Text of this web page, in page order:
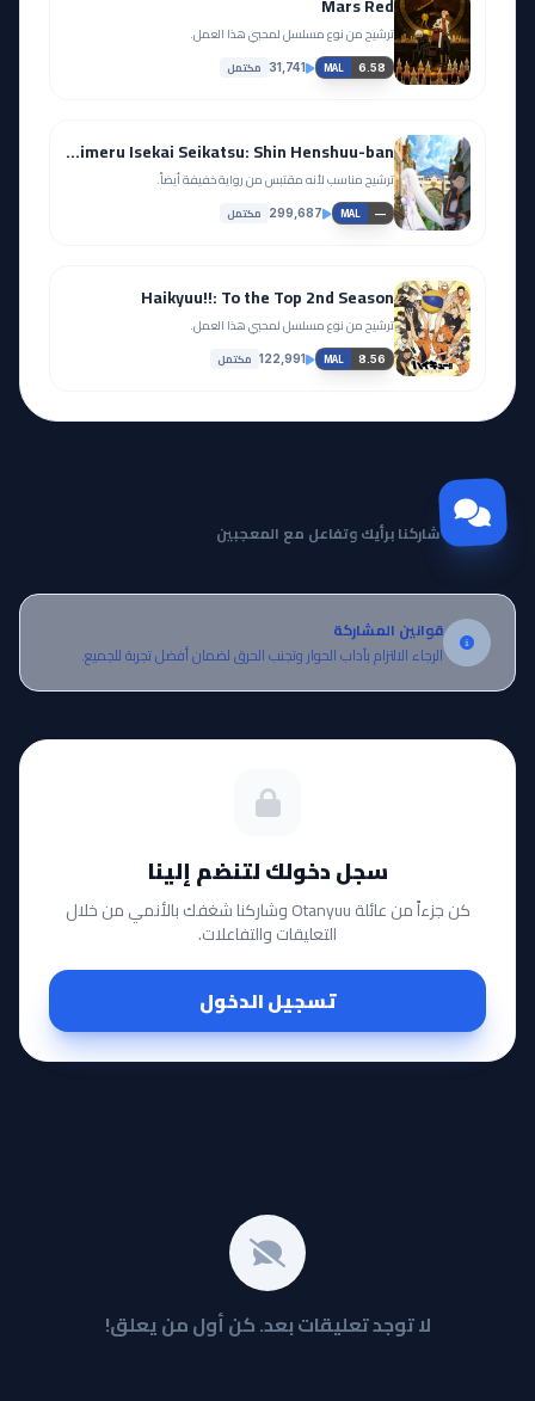
ترشيح من نوع مسلسل لمحبي هذا العمل.
MAL 6.58
31,741 مكتمل
Re:Zero kara Hajimeru Isekai Seikatsu: Shin Henshuu-ban
ترشيح مناسب لأنه مقتبس من رواية خفيفة أيضاً.
MAL —
299,687 مكتمل
Haikyuu!!: To the Top 2nd Season
ترشيح من نوع مسلسل لمحبي هذا العمل.
MAL 8.56
122,991 مكتمل
مجتمع Otanyuu
شاركنا برأيك وتفاعل مع المعجبين
قوانين المشاركة
الرجاء الالتزام بآداب الحوار وتجنب الحرق لضمان أفضل تجربة للجميع.
سجل دخولك لتنضم إلينا
كن جزءاً من عائلة Otanyuu وشاركنا شغفك بالأنمي من خلال
التعليقات والتفاعلات.
تسجيل الدخول
لا توجد تعليقات بعد. كن أول من يعلق!